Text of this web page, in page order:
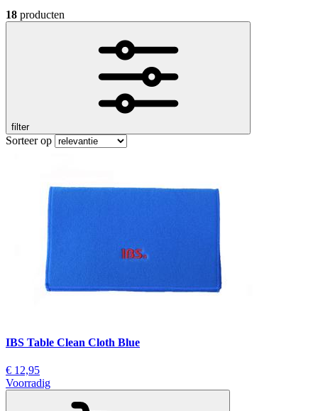
18 producten
filter
Sorteer op
IBS Table Clean Cloth Blue
€ 12,95
Voorradig